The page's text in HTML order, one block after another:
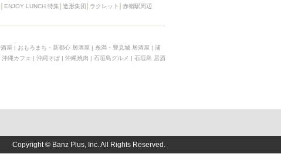
ENJOY LUNCH 特集 造形集団 ラクレット
赤嶺駅周辺
屋 | おもろまち・新都心 居酒屋 | 糸満・豊見城 居酒屋 | 浦
沖縄カフェ | 沖縄そば | 沖縄焼肉 | 石垣島グルメ | 石垣島 居酒
Copyright © Banz Plus, Inc. All Rights Reserved.